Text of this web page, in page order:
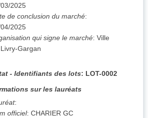
2025
de conclusion du marché:
2025
qui signe le marché: Ville
Gargan
- Identifiants des lots: LOT-0002
sur les lauréats
:
officiel: CHARIER GC